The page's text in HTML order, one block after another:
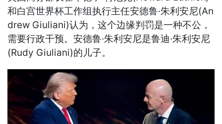
和白宫世界杯工作组执行主任安德鲁·朱利安尼(An
drew Giuliani)认为，这个边缘判罚是一种不公，
需要行政干预。安德鲁·朱利安尼是鲁迪·朱利安尼
(Rudy Giuliani)的儿子。